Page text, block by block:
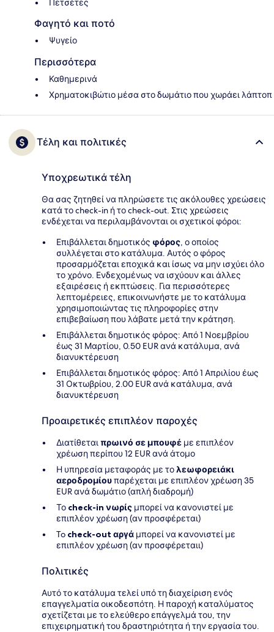
Πετσέτες
Φαγητό και ποτό
Ψυγείο
Περισσότερα
Καθημερινά
Χρηματοκιβώτιο μέσα στο δωμάτιο που χωράει λάπτοπ
Τέλη και πολιτικές
Υποχρεωτικά τέλη
Θα σας ζητηθεί να πληρώσετε τις ακόλουθες χρεώσεις
κατά το check-in ή το check-out. Στις χρεώσεις
ενδέχεται να περιλαμβάνονται οι σχετικοί φόροι:
Επιβάλλεται δημοτικός φόρος, ο οποίος
συλλέγεται στο κατάλυμα. Αυτός ο φόρος
προσαρμόζεται εποχικά και ίσως να μην ισχύει όλο
το χρόνο. Ενδεχομένως να ισχύουν και άλλες
εξαιρέσεις ή εκπτώσεις. Για περισσότερες
λεπτομέρειες, επικοινωνήστε με το κατάλυμα
χρησιμοποιώντας τις πληροφορίες στην
επιβεβαίωση που λάβατε μετά την κράτηση.
Επιβάλλεται δημοτικός φόρος: Από 1 Νοεμβρίου
έως 31 Μαρτίου, 0.50 EUR ανά κατάλυμα, ανά
διανυκτέρευση
Επιβάλλεται δημοτικός φόρος: Από 1 Απριλίου έως
31 Οκτωβρίου, 2.00 EUR ανά κατάλυμα, ανά
διανυκτέρευση
Προαιρετικές επιπλέον παροχές
Διατίθεταιπρωινό σε μπουφέ με επιπλέον
χρέωση περίπου 12 EUR ανά άτομο
Η υπηρεσία μεταφοράς με τολεωφορειάκι
αεροδρομίουπαρέχεται με επιπλέον χρέωση 35
EUR ανά δωμάτιο (απλή διαδρομή)
Το check-in νωρίς μπορεί να κανονιστεί με
επιπλέον χρέωση (αν προσφέρεται)
To check-out αργά μπορεί να κανονιστεί με
επιπλέον χρέωση (αν προσφέρεταιι)
Πολιτικές
Αυτό το κατάλυμα τελεί υπό τη διαχείριση ενός
επαγγελματία οικοδεσπότη. Η παροχή καταλύματος
σχετίζεται με το ελεύθερο επάγγελμά του, την
επιχειρηματική του δραστηριότητα ή την εργασία του.